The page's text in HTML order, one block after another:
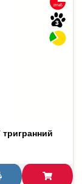
тригранний